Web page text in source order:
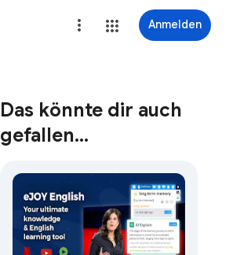
Anmelden
Das könnte dir auch
gefallen…